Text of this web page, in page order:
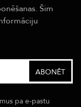
Šim
pa e-pastu